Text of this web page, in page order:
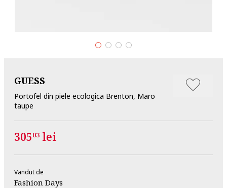
GUESS
Portofel din piele ecologica Brenton, Maro
taupe
30503 lei
Vandut de
Fashion Days